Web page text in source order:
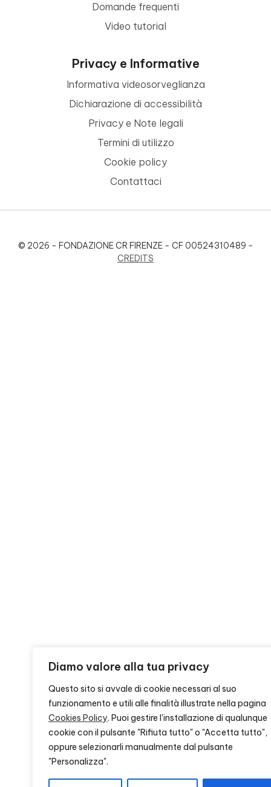
Diamo valore alla tua privacy
Questo sito si avvale di cookie necessari al suo
funzionamento e utili alle finalità illustrate nella pagina
Cookies Policy. Puoi gestire l'installazione di qualunque
cookie con il pulsante "Rifiuta tutto" o "Accetta tutto",
oppure selezionarli manualmente dal pulsante
"Personalizza".
Domande frequenti
Video tutorial
Privacy e Informative
Informativa videosorveglianza
Dichiarazione di accessibilità
Privacy e Note legali
Termini di utilizzo
Cookie policy
Contattaci
© 2026 - FONDAZIONE CR FIRENZE - CF 00524310489 -
CREDITS